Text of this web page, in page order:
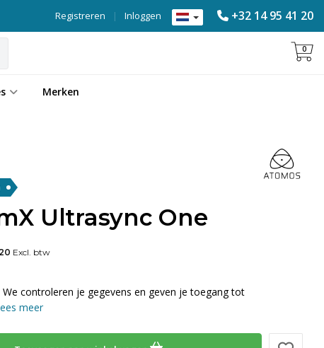
+32 14 95 41 20
Inloggen
|
Registreren
0
Merken
Ultrasync One
Excl. btw
controleren je gegevens en geven je toegang tot
meer